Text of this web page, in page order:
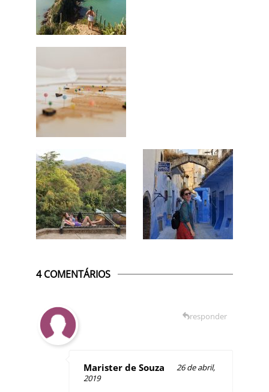
4 COMENTÁRIOS
Marister de Souza
26 de abril,
2019
responder